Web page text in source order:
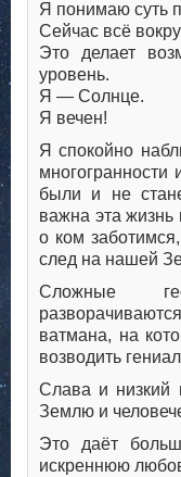
Я понимаю суть
Сейчас всё
Это делает
уровень.
Я — Солнце.
Я вечен!
Я спокойно
были и не
важна эта
о ком
след на нашей
Сложные
ватмана, на
возводить
Слава и низкий
Землю и
Это даёт
искреннюю